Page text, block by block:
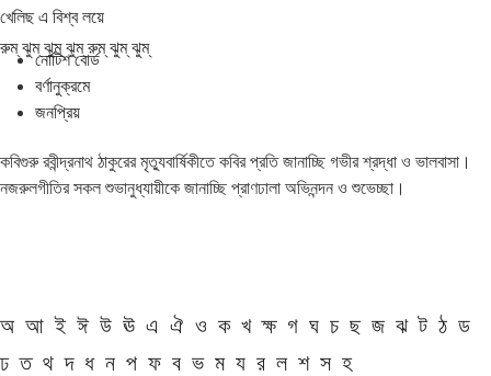
খেলিছ এ বিশ্ব লয়ে
রুম্ ঝুম্ ঝুম্ ঝুম্ রুম্ ঝুম্ ঝুম্
নোটিশ বোর্ড
বর্ণানুক্রমে
জনপ্রিয়
কবিগুরু রবীন্দ্রনাথ ঠাকুরের মৃত্যুবার্ষিকীতে কবির প্রতি জানাচ্ছি গভীর শ্রদ্ধা ও ভালবাসা।
নজরুলগীতির সকল শুভানুধ্যায়ীকে জানাচ্ছি প্রাণঢালা অভিনন্দন ও শুভেচ্ছা।
অ আ ই ঈ উ ঊ এ ঐ ও ক খ ক্ষ গ ঘ চ ছ জ ঝ ট ঠ ড
ঢ ত থ দ ধ ন প ফ ব ভ ম য র ল শ স হ